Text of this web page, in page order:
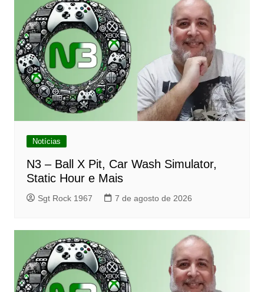
Notícias
N3 – Ball X Pit, Car Wash Simulator,
Static Hour e Mais
Sgt Rock 1967 7 de agosto de 2026